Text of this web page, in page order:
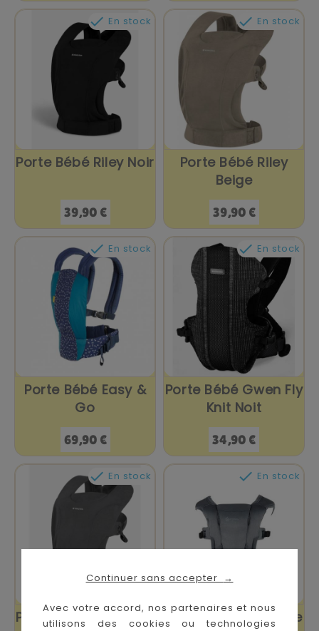
Continuer sans accepter →
Avec votre accord, nos partenaires et nous
utilisons des cookies ou technologies
 En stock
Porte Bébé Riley Noir
Prix
39,90 €
 En stock
Porte Bébé Riley
Beige
Prix
39,90 €
 En stock
Porte Bébé Easy &
Go
Prix
69,90 €
 En stock
Porte Bébé Gwen Fly
Knit Noit
Prix
34,90 €
 En stock
Porte Bébé Riley Gris
 En stock
Porte Bebe Embrace